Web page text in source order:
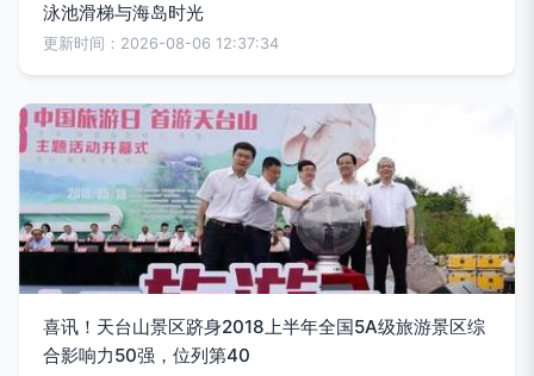
泳池滑梯与海岛时光
更新时间：2026-08-06 12:37:34
喜讯！天台山景区跻身2018上半年全国5A级旅游景区综
合影响力50强，位列第40